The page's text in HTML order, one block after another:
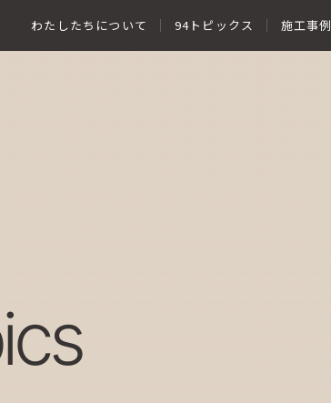
わたしたちについて 94トピックス 施工事例